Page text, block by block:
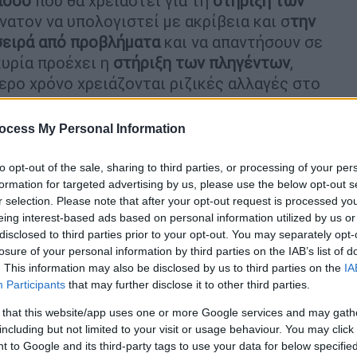
My Personal Information
opt-out of the sale, sharing to third parties, or processing of your
for targeted advertising by us, please use the below opt-out
selection. Please note that after your opt-out request is processed
interest-based ads based on personal information utilized by us
to third parties prior to your opt-out. You may separately
of your personal information by third parties on the IAB’s list of
This information may also be disclosed by us to third parties on the
Participants that may further disclose it to other third parties.
that this website/app uses one or more Google services and may
but not limited to your visit or usage behaviour. You may
to Google and its third-party tags to use your data for below
να υπολογιστεί με ακρίβεια και στην
από προβλήματακαι να απαντήσουν σε
προέχει η στήριξη των πληγέντων,
χρόνο χρειάζονται ριζικές αλλαγές στο
πλημμύρες - Ανατροπές στον
πάει στο Συντονιστικό Κέντρο στη
περιοχές (ενδεχομένως και τον Βόλο).
χωρίς γραφειοκρατικά εμπόδια στήριξη